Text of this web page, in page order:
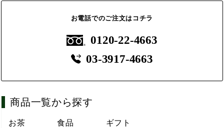
お電話でのご注文はコチラ
0120-22-4663
03-3917-4663
商品一覧から探す
お茶 食品 ギフト